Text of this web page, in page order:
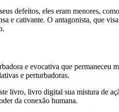
defeitos, eles eram menores,
e cativante. O antagonista, que
e evocativa que permaneceu
e perturbadoras.
livro, livro digital sua mistura de
da conexão humana.